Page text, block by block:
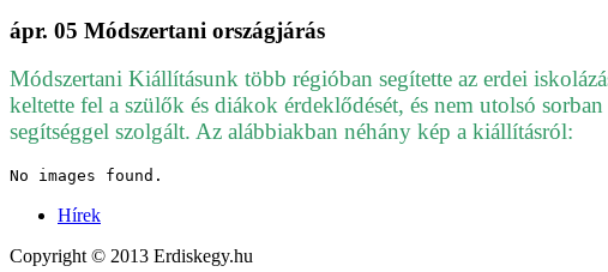
ápr. 05 Módszertani országjárás
Módszertani Kiállításunk több régióban segítette az erdei
keltette fel a szülők és diákok érdeklődését, és nem utolsó
segítséggel szolgált. Az alábbiakban néhány kép a kiállításról:
No images found.
Hírek
Copyright © 2013 Erdiskegy.hu